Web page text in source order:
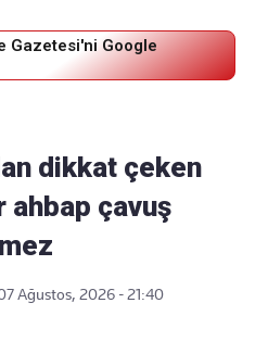
Gazetesi'ni Google
dikkat çeken
ahbap çavuş
Ağustos, 2026 - 21:40